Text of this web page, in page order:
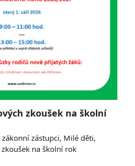
zkoušek na školní
zástupci, Milé děti,
na školní rok